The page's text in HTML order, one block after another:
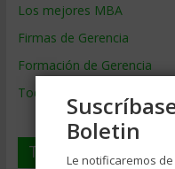
Los mejores MBA
Firmas de Gerencia
Formación de Gerencia
Todos los Temas
Temas de Gerencia
Boletin
Le notificaremos